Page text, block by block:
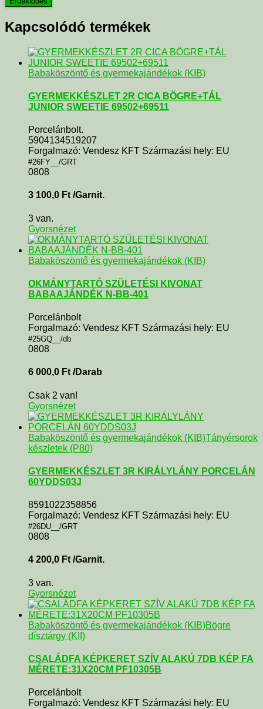
Kapcsolódó termékek
Babaköszöntő és gyermekajándékok (KIB)
GYERMEKKÉSZLET 2R CICA BÖGRE+TÁL
JUNIOR SWEETIE 69502+69511
Porcelánbolt.
5904134519207
Forgalmazó: Vendesz KFT Származási hely: EU
#26FY__/GRT
0808
3 100,0 Ft /Garnit.
3 van.
Gyorsnézet
Babaköszöntő és gyermekajándékok (KIB)
OKMÁNYTARTÓ SZÜLETÉSI KIVONAT
BABAAJÁNDÉK N-BB-401
Porcelánbolt
Forgalmazó: Vendesz KFT Származási hely: EU
#25GQ__/db
0808
6 000,0 Ft /Darab
Csak 2 van!
Gyorsnézet
Babaköszöntő és gyermekajándékok (KIB)Tányérsorok
készletek (P80)
GYERMEKKÉSZLET 3R KIRÁLYLÁNY PORCELÁN
60YDDS03J
8591022358856
Forgalmazó: Vendesz KFT Származási hely: EU
#26DU__/GRT
0808
4 200,0 Ft /Garnit.
3 van.
Gyorsnézet
Babaköszöntő és gyermekajándékok (KIB)Bögre
dísztárgy (KII)
CSALÁDFA KÉPKERET SZÍV ALAKÚ 7DB KÉP FA
MÉRETE:31X20CM PF10305B
Porcelánbolt
Forgalmazó: Vendesz KFT Származási hely: EU